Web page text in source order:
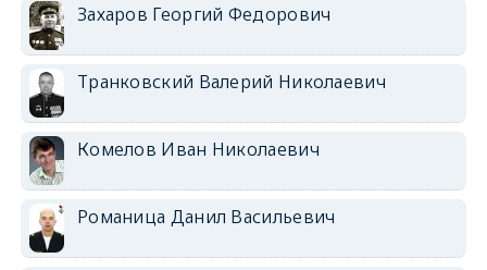
Захаров Георгий Федорович
Транковский Валерий Николаевич
Комелов Иван Николаевич
Романица Данил Васильевич